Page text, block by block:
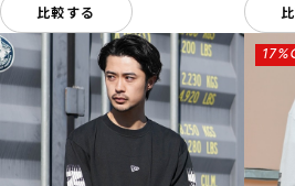
比較する